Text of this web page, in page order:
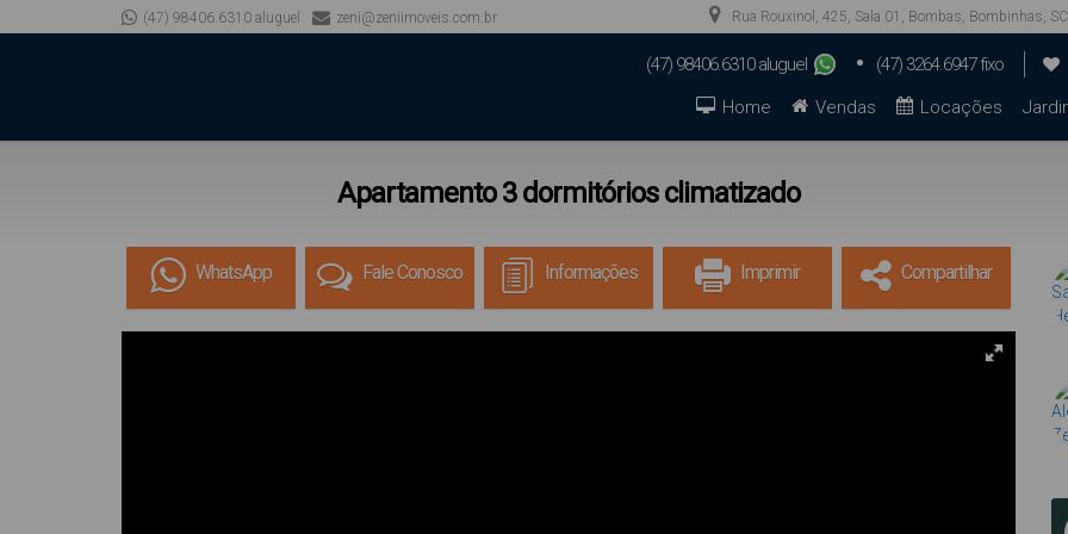
Rua Rouxinol , 425, Sala 01 , Bombas, Bombinhas, SC
(47) 98406.6310 aluguel zeni@zeniimoveis.com.br
(47) 98406.6310 aluguel
(47) 3264.6947 fixo
Locações
Vendas
Home
Apartamento 3 dormitórios climatizado
WhatsApp Fale Conosco Informações Imprimir Compartilhar